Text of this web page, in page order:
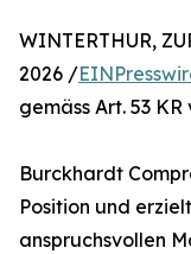
WINTERTHUR,
2026 /
gemäss Art. 53
Burckhardt
Position und
anspruchsvollen